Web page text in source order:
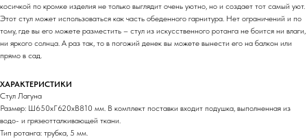
косичкой по кромке изделия не только выглядит очень уютно, но и создает тот самый уют.
Этот стул может использоваться как часть обеденного гарнитура. Нет ограничений и по
тому, где вы его можете разместить – стул из искусственного ротанга не боится ни влаги,
ни яркого солнца. А раз так, то в погожий денек вы можете вынести его на балкон или
прямо в сад.
ХАРАКТЕРИСТИКИ
Стул Лагуна
Размер: Ш650хГ620хВ810 мм. В комплект поставки входит подушка, выполненная из
водо- и грязеотталкивающей ткани.
Тип ротанга: трубка, 5 мм.